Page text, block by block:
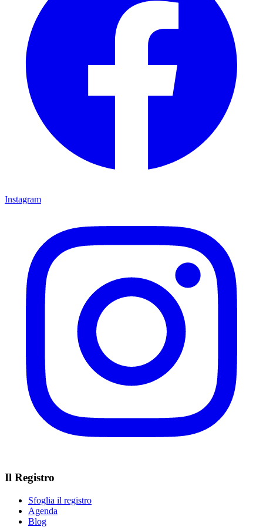
Instagram
Il Registro
Sfoglia il registro
Agenda
Blog